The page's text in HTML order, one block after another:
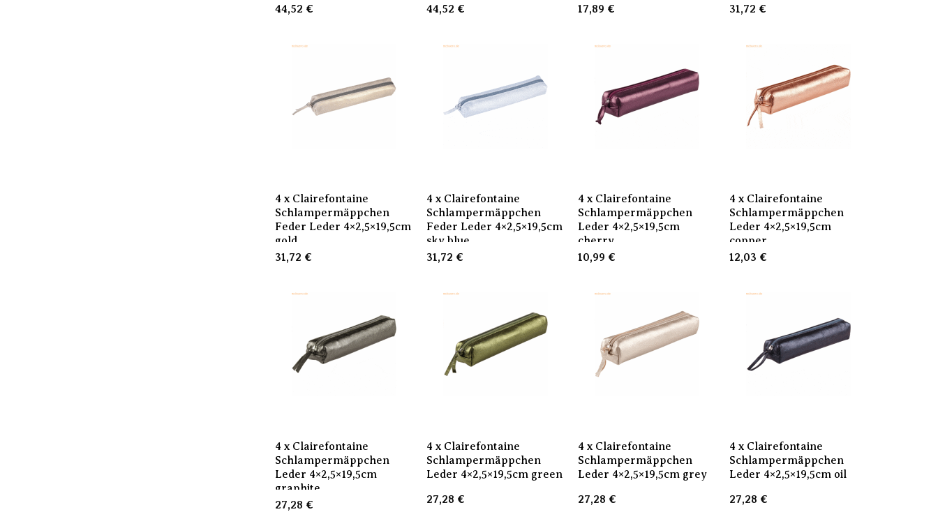
44,52 €
44,52 €
17,89 €
31,72 €
4 x Clairefontaine
Schlampermäppchen
Feder Leder 4×2,5×19,5cm
gold
31,72 €
4 x Clairefontaine
Schlampermäppchen
Feder Leder 4×2,5×19,5cm
sky blue
31,72 €
4 x Clairefontaine
Schlampermäppchen
Leder 4×2,5×19,5cm
cherry
10,99 €
4 x Clairefontaine
Schlampermäppchen
Leder 4×2,5×19,5cm
copper
12,03 €
4 x Clairefontaine
Schlampermäppchen
Leder 4×2,5×19,5cm
graphite
27,28 €
4 x Clairefontaine
Schlampermäppchen
Leder 4×2,5×19,5cm green
27,28 €
4 x Clairefontaine
Schlampermäppchen
Leder 4×2,5×19,5cm grey
27,28 €
4 x Clairefontaine
Schlampermäppchen
Leder 4×2,5×19,5cm oil
27,28 €